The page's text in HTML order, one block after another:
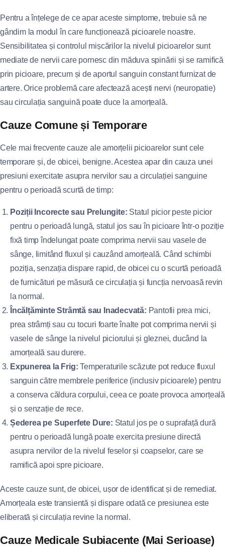
Pentru a înțelege de ce apar aceste simptome, trebuie să ne
gândim la modul în care funcționează picioarele noastre.
Sensibilitatea și controlul mișcărilor la nivelul picioarelor sunt
mediate de nervii care pornesc din măduva spinării și se ramifică
prin picioare, precum și de aportul sanguin constant furnizat de
artere. Orice problemă care afectează acești nervi (neuropatie)
sau circulația sanguină poate duce la amorțeală.
Cauze Comune și Temporare
Cele mai frecvente cauze ale amorțelii picioarelor sunt cele
temporare și, de obicei, benigne. Acestea apar din cauza unei
presiuni exercitate asupra nervilor sau a circulației sanguine
pentru o perioadă scurtă de timp:
Poziții Incorecte sau Prelungite: Statul picior peste picior
pentru o perioadă lungă, statul jos sau în picioare într-o poziție
fixă timp îndelungat poate comprima nervii sau vasele de
sânge, limitând fluxul și cauzând amorțeală. Când schimbi
poziția, senzația dispare rapid, de obicei cu o scurtă perioadă
de furnicături pe măsură ce circulația și funcția nervoasă revin
la normal.
Încălțăminte Strâmtă sau Inadecvată: Pantofii prea mici,
prea strâmți sau cu tocuri foarte înalte pot comprima nervii și
vasele de sânge la nivelul piciorului și gleznei, ducând la
amorțeală sau durere.
Expunerea la Frig: Temperaturile scăzute pot reduce fluxul
sanguin către membrele periferice (inclusiv picioarele) pentru
a conserva căldura corpului, ceea ce poate provoca amorțeală
și o senzație de rece.
Șederea pe Superfete Dure: Statul jos pe o suprafață dură
pentru o perioadă lungă poate exercita presiune directă
asupra nervilor de la nivelul feselor și coapselor, care se
ramifică apoi spre picioare.
Aceste cauze sunt, de obicei, ușor de identificat și de remediat.
Amorțeala este transientă și dispare odată ce presiunea este
eliberată și circulația revine la normal.
Cauze Medicale Subiacente (Mai Serioase)